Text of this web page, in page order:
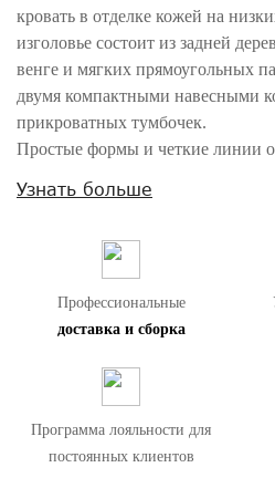
кровать в отделке кожей на
изголовье состоит из задней
венге и мягких прямоугольных
двумя компактными навесными
прикроватных тумбочек.
Простые формы и четкие линии
стиле.
Поставляется в комплекте с
Поставляет без матраса и без
Внимание! Цвета предметов на изображениях
Узнать больше
Профессиональные
доставка и сборка
Программа лояльности для
постоянных клиентов